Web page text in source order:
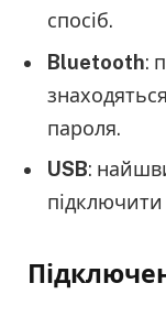
спосіб.
Bluetooth:
пароля.
USB: